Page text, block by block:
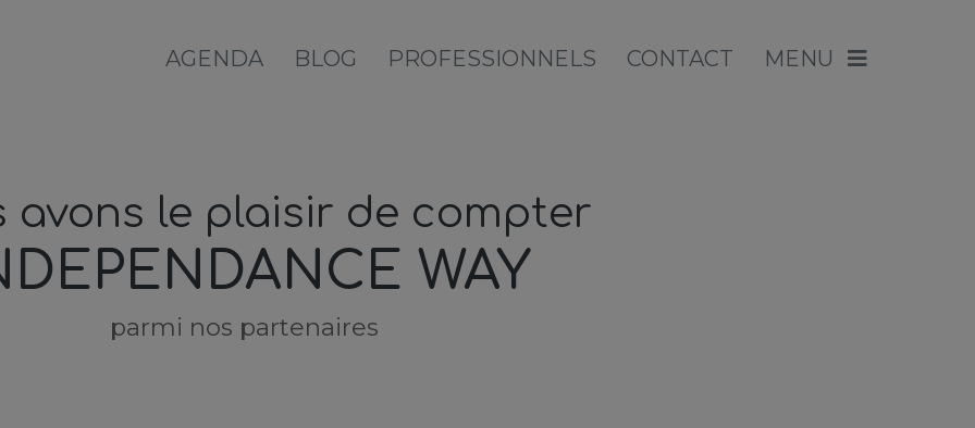
AGENDA BLOG PROFESSIONNELS CONTACT MENU
avons le plaisir de compter
WAY
parmi nos partenaires